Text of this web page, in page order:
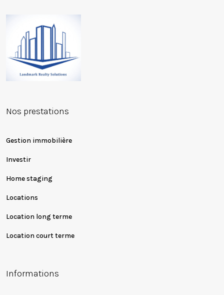
Nos prestations
Gestion immobilière
Investir
Home staging
Locations
Location long terme
Location court terme
Informations